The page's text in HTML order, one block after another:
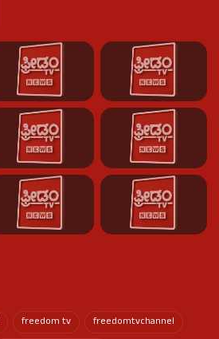
freedom tv
freedomtvchannel